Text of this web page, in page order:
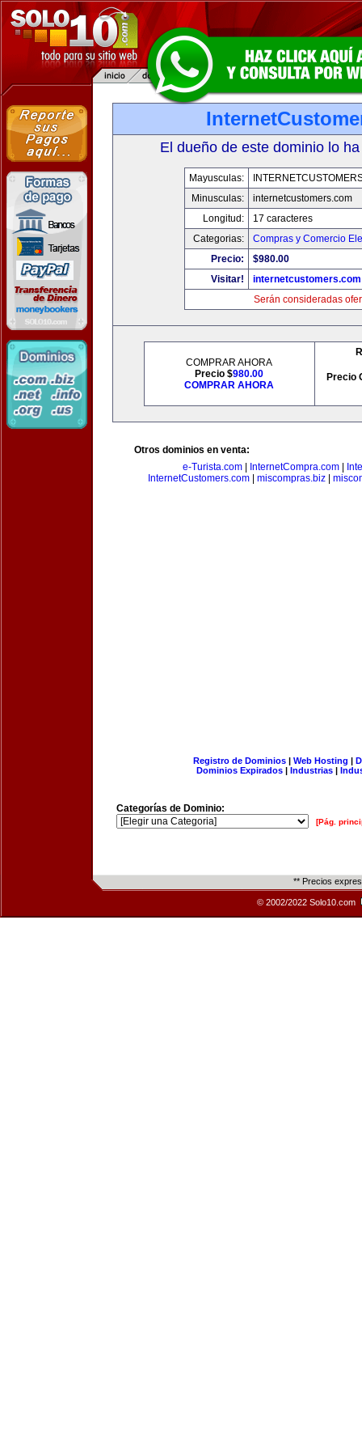
El dueño de este dominio lo
Mayusculas:
Minusculas:
internetcustomers.com
Longitud:
17 caracteres
Categorias:
Compras y Comercio
Precio:
$980.00
Visitar!
internetcustomers.com
Serán consideradas
COMPRAR AHORA
Precio $980.00
COMPRAR AHORA
Precio
Otros dominios en venta:
e-Turista.com
InternetCompra.com
InternetCustomers.com| miscompras.biz|
Registro de Dominios| Web Hosting |
Dominios Expirados | Industrias |
Categorías de Dominio:
[Pág.
** Precios
© 2002/2022 Solo10.com